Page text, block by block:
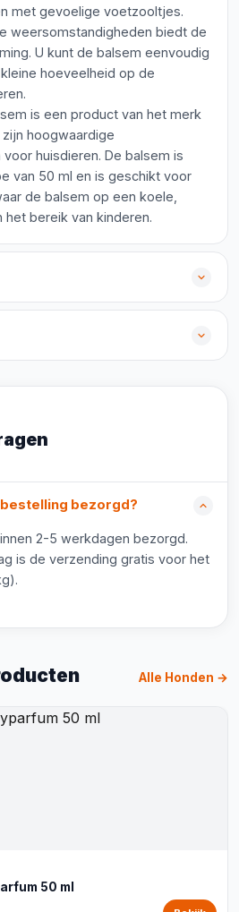
met gevoelige voetzooltjes.
weersomstandigheden biedt de
U kunt de balsem eenvoudig
hoeveelheid op de
is een product van het merk
hoogwaardige
huisdieren. De balsem is
van 50 ml en is geschikt voor
de balsem op een koele,
bereik van kinderen.
bezorgd?
2-5 werkdagen bezorgd.
is de verzending gratis voor het
Alle Honden →
50 ml